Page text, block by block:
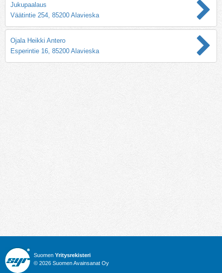
Jukupaalaus
Väätintie 254, 85200 Alavieska
Ojala Heikki Antero
Esperintie 16, 85200 Alavieska
Suomen Yritysrekisteri
© 2026 Suomen Avainsanat Oy